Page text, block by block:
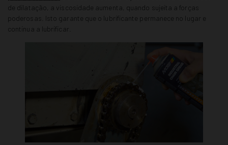
de dilatação, a viscosidade aumenta, quando sujeita a forças
poderosas. Isto garante que o lubrificante permanece no lugar e
continua a lubrificar.